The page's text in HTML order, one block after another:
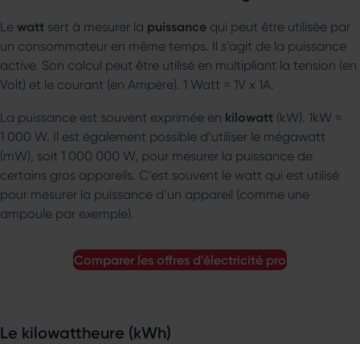
Le watt sert à mesurer la puissance qui peut être utilisée par
un consommateur en même temps. Il s’agit de la puissance
active. Son calcul peut être utilisé en multipliant la tension (en
Volt) et le courant (en Ampère). 1 Watt = 1V x 1A.
La puissance est souvent exprimée en kilowatt (kW). 1kW =
1 000 W. Il est également possible d’utiliser le mégawatt
(mW), soit 1 000 000 W, pour mesurer la puissance de
certains gros appareils. C’est souvent le watt qui est utilisé
pour mesurer la puissance d’un appareil (comme une
ampoule par exemple).
comparer les offres d'électricité pro
Le kilowattheure (kWh)